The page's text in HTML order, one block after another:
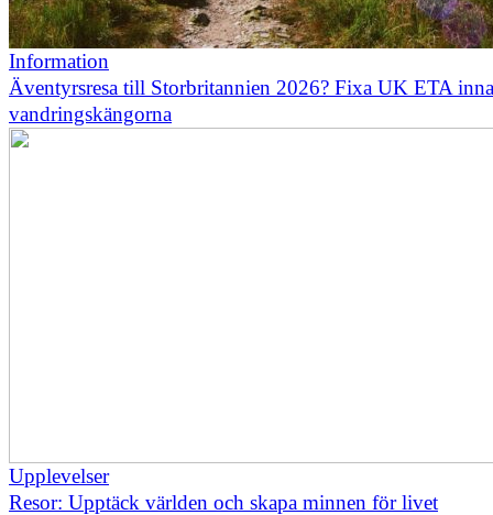
Information
Äventyrsresa till Storbritannien 2026? Fixa UK ETA
vandringskängorna
Upplevelser
Resor: Upptäck världen och skapa minnen för livet